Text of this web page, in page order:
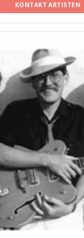
KONTAKT ARTISTEN